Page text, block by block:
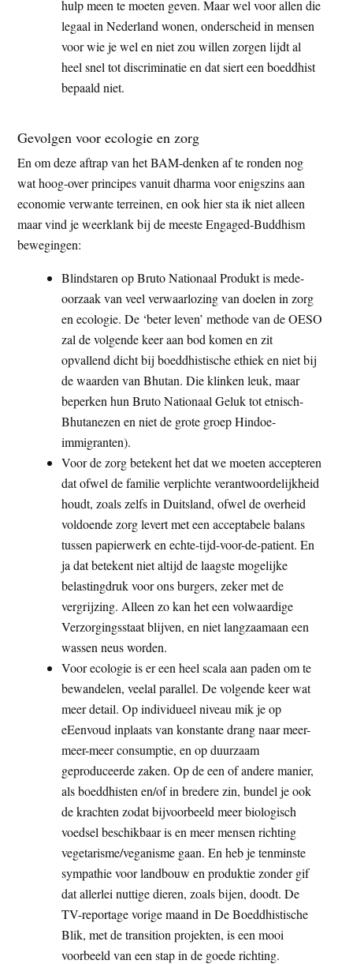
hulp meen te moeten geven. Maar wel voor allen die
legaal in Nederland wonen, onderscheid in mensen
voor wie je wel en niet zou willen zorgen lijdt al
heel snel tot discriminatie en dat siert een boeddhist
bepaald niet.
Gevolgen voor ecologie en zorg
En om deze aftrap van het BAM-denken af te ronden nog
wat hoog-over principes vanuit dharma voor enigszins aan
economie verwante terreinen, en ook hier sta ik niet alleen
maar vind je weerklank bij de meeste Engaged-Buddhism
bewegingen:
Blindstaren op Bruto Nationaal Produkt is mede-
oorzaak van veel verwaarlozing van doelen in zorg
en ecologie. De ‘beter leven’ methode van de OESO
zal de volgende keer aan bod komen en zit
opvallend dicht bij boeddhistische ethiek en niet bij
de waarden van Bhutan. Die klinken leuk, maar
beperken hun Bruto Nationaal Geluk tot etnisch-
Bhutanezen en niet de grote groep Hindoe-
immigranten).
Voor de zorg betekent het dat we moeten accepteren
dat ofwel de familie verplichte verantwoordelijkheid
houdt, zoals zelfs in Duitsland, ofwel de overheid
voldoende zorg levert met een acceptabele balans
tussen papierwerk en echte-tijd-voor-de-patient. En
ja dat betekent niet altijd de laagste mogelijke
belastingdruk voor ons burgers, zeker met de
vergrijzing. Alleen zo kan het een volwaardige
Verzorgingsstaat blijven, en niet langzaamaan een
wassen neus worden.
Voor ecologie is er een heel scala aan paden om te
bewandelen, veelal parallel. De volgende keer wat
meer detail. Op individueel niveau mik je op
eEenvoud inplaats van konstante drang naar meer-
meer-meer consumptie, en op duurzaam
geproduceerde zaken. Op de een of andere manier,
als boeddhisten en/of in bredere zin, bundel je ook
de krachten zodat bijvoorbeeld meer biologisch
voedsel beschikbaar is en meer mensen richting
vegetarisme/veganisme gaan. En heb je tenminste
sympathie voor landbouw en produktie zonder gif
dat allerlei nuttige dieren, zoals bijen, doodt. De
TV-reportage vorige maand in De Boeddhistische
Blik, met de transition projekten, is een mooi
voorbeeld van een stap in de goede richting.